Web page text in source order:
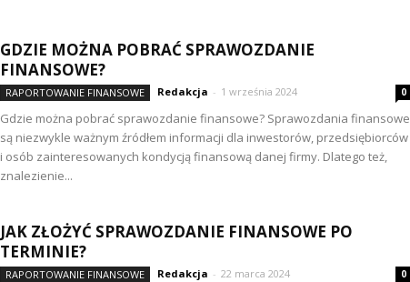
GDZIE MOŻNA POBRAĆ SPRAWOZDANIE
FINANSOWE?
RAPORTOWANIE FINANSOWE Redakcja - 1 września 2024 0
Gdzie można pobrać sprawozdanie finansowe? Sprawozdania finansowe
są niezwykle ważnym źródłem informacji dla inwestorów, przedsiębiorców
i osób zainteresowanych kondycją finansową danej firmy. Dlatego też,
znalezienie...
JAK ZŁOŻYĆ SPRAWOZDANIE FINANSOWE PO
TERMINIE?
RAPORTOWANIE FINANSOWE Redakcja - 22 marca 2024 0